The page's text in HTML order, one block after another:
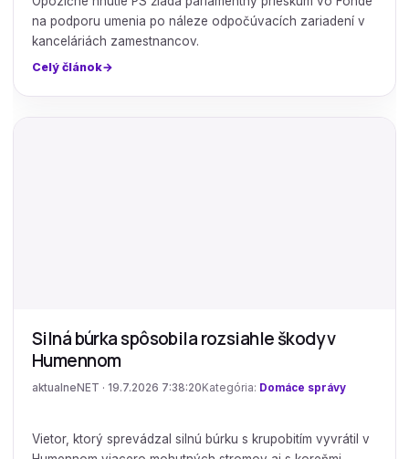
na podporu umenia po náleze odpočúvacích zariadení v
kanceláriách zamestnancov.
Celý článok
Silná búrka spôsobila rozsiahle škody v
Humennom
aktualneNET · 19.7.2026 7:38:20 Kategória: Domáce správy
Vietor, ktorý sprevádzal silnú búrku s krupobitím vyvrátil v